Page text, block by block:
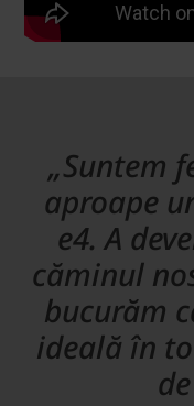
„Suntem
aproape
e4. A
căminul
bucurăm
ideală în